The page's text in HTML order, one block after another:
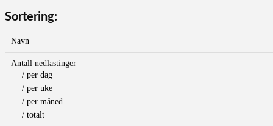
Sortering:
Navn
Antall nedlastinger
/ per dag
/ per uke
/ per måned
/ totalt